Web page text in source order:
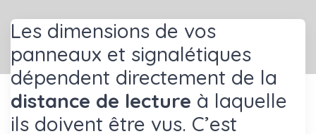
Les dimensions de vos
panneaux et signalétiques
dépendent directement de la
distance de lecture à laquelle
ils doivent être vus. C’est